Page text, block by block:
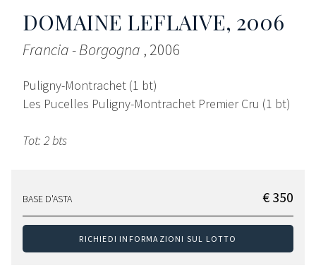
DOMAINE LEFLAIVE, 2006
Francia - Borgogna , 2006
Puligny-Montrachet (1 bt)
Les Pucelles Puligny-Montrachet Premier Cru (1 bt)
Tot: 2 bts
BASE D'ASTA € 350
RICHIEDI INFORMAZIONI SUL LOTTO